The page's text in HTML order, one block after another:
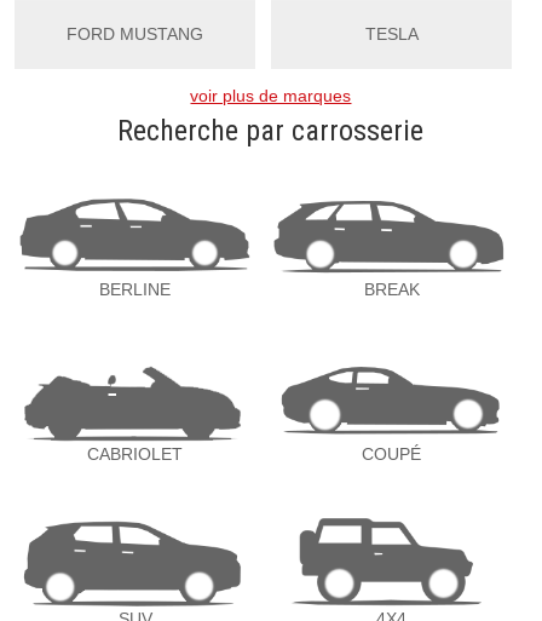
FORD MUSTANG TESLA
voir plus de marques
Recherche par carrosserie
BERLINE BREAK
CABRIOLET COUPÉ